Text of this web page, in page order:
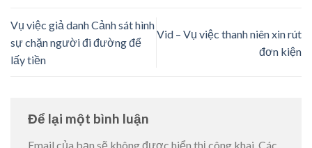
Vụ việc giả danh Cảnh sát hình
sự chặn người đi đường để
lấy tiền
Vid – Vụ việc thanh niên xin rút
đơn kiện
Để lại một bình luận
Email của bạn sẽ không được hiển thị công khai.Các